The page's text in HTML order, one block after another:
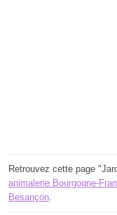
Retrouvez cette page
animalerie Bourgogne-
Besançon